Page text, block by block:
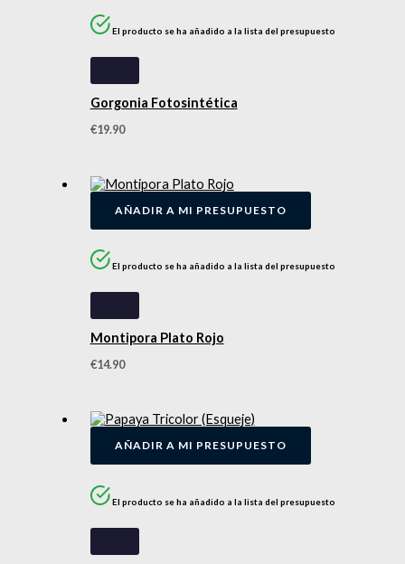
El producto se ha añadido a la lista del presupuesto
Gorgonia Fotosintética
€19.90
AÑADIR A MI PRESUPUESTO
El producto se ha añadido a la lista del presupuesto
Montipora Plato Rojo
€14.90
AÑADIR A MI PRESUPUESTO
El producto se ha añadido a la lista del presupuesto